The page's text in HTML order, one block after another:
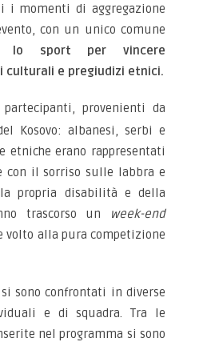
i momenti di aggregazione
con un unico comune
lo sport per vincere
culturali e pregiudizi etnici.
provenienti da
Kosovo: albanesi, serbi e
etniche erano rappresentati
con il sorriso sulle labbra e
propria disabilità e della
trascorso un
week-end
volto alla pura competizione
sono confrontati in diverse
e di squadra. Tra le
nel programma si sono